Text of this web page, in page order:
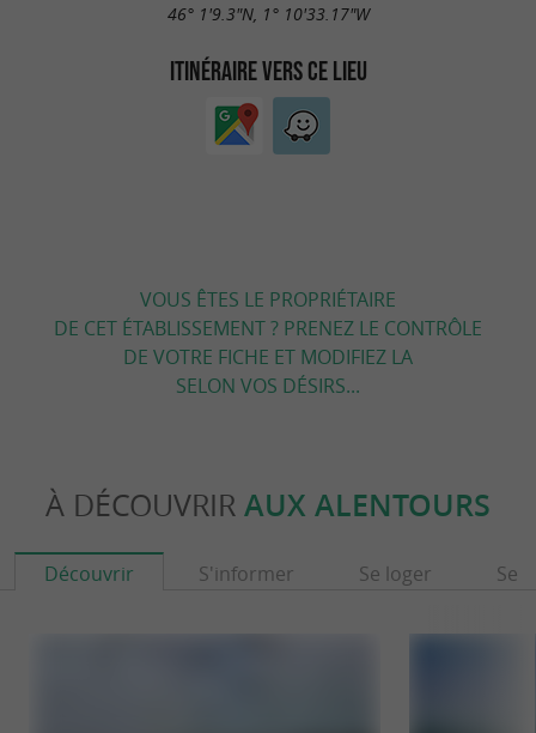
46° 1'9.3"N, 1° 10'33.17"W
ITINÉRAIRE VERS CE LIEU
VOUS ÊTES LE PROPRIÉTAIRE
DE CET ÉTABLISSEMENT ? PRENEZ LE CONTRÔLE
DE VOTRE FICHE ET MODIFIEZ LA
SELON VOS DÉSIRS...
À DÉCOUVRIR AUX ALENTOURS
Découvrir S'informer Se loger Se